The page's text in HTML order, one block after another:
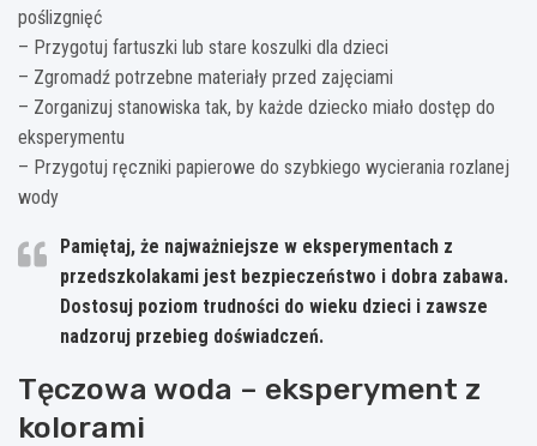
poślizgnięć
– Przygotuj fartuszki lub stare koszulki dla dzieci
– Zgromadź potrzebne materiały przed zajęciami
– Zorganizuj stanowiska tak, by każde dziecko miało dostęp do
eksperymentu
– Przygotuj ręczniki papierowe do szybkiego wycierania rozlanej
wody
Pamiętaj, że najważniejsze w eksperymentach z
przedszkolakami jest bezpieczeństwo i dobra zabawa.
Dostosuj poziom trudności do wieku dzieci i zawsze
nadzoruj przebieg doświadczeń.
Tęczowa woda – eksperyment z
kolorami